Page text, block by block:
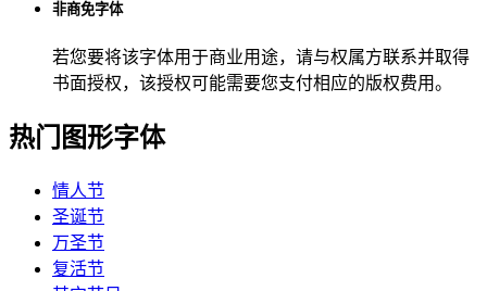
非商免字体
若您要将该字体用于商业用途，请与权属方联系并取得
书面授权，该授权可能需要您支付相应的版权费用。
热门图形字体
情人节
圣诞节
万圣节
复活节